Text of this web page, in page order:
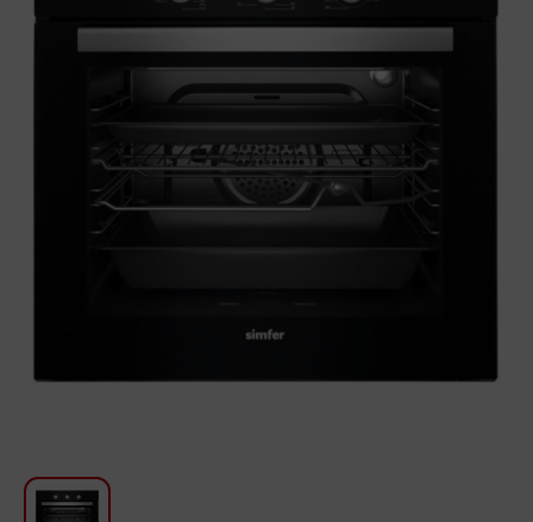
Красота и Уход
Аудиотехника для автомобилей